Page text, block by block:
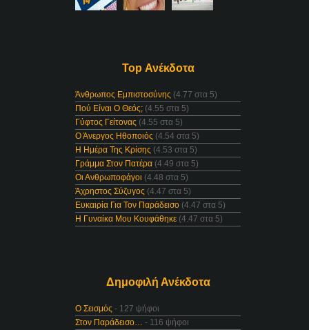
Top Ανέκδοτα
Άνθρωπος Εμπιστοσύνης (4.77 στα 5)
Πού Είναι Ο Θεός; (4.55 στα 5)
Γύφτος Γείτονας (4.55 στα 5)
Ο Άνεργος Ηθοποιός (4.54 στα 5)
Η Ημέρα Της Κρίσης (4.53 στα 5)
Γράμμα Στον Πατέρα (4.49 στα 5)
Οι Ανθρωποφάγοι (4.48 στα 5)
Άχρηστος Σύζυγος (4.47 στα 5)
Ευκαιρία Για Τον Παράδεισο (4.47 στα 5)
Η Γυναίκα Μου Κουφάθηκε (4.47 στα 5)
Δημοφιλή Ανέκδοτα
Ο Σεισμός - 127 ψήφοι
Στον Παράδεισο… - 116 ψήφοι